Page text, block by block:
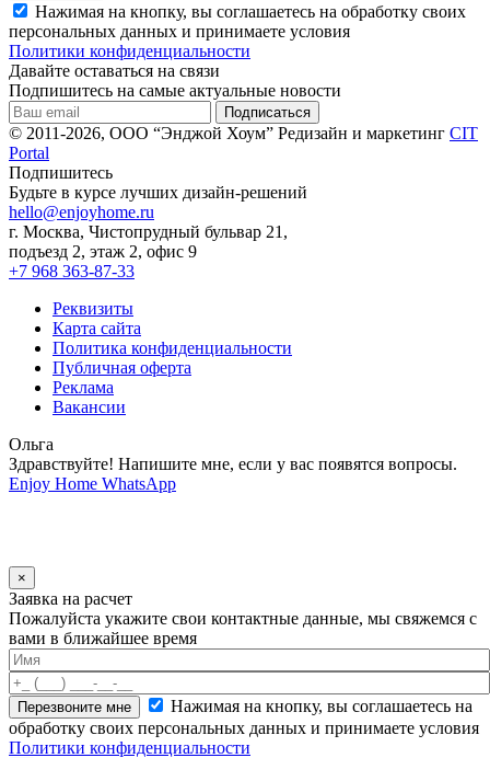
Нажимая на кнопку, вы соглашаетесь на обработку своих
персональных данных и принимаете условия
Политики конфиденциальности
Давайте оставаться на связи
Подпишитесь на самые актуальные новости
© 2011-2026, ООО “Энджой Хоум” Редизайн и маркетинг CIT
Portal
Подпишитесь
Будьте в курсе лучших дизайн-решений
hello@enjoyhome.ru
г. Москва, Чистопрудный бульвар 21,
подъезд 2, этаж 2, офис 9
+7 968 363-87-33
Реквизиты
Карта сайта
Политика конфиденциальности
Публичная оферта
Реклама
Вакансии
Ольга
Здравствуйте! Напишите мне, если у вас появятся вопросы.
Enjoy Home WhatsApp
×
Заявка на расчет
Пожалуйста укажите свои контактные данные, мы свяжемся с
вами в ближайшее время
Нажимая на кнопку, вы соглашаетесь на
обработку своих персональных данных и принимаете условия
Политики конфиденциальности